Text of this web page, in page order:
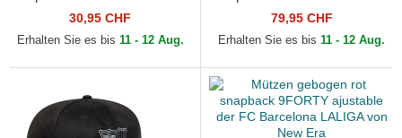
ajustable der FC Barcelona
LALIGA von New Era
30,95 CHF
Erhalten Sie es bis 11 - 12 Aug.
Barcelona LALIGA von New
Era
79,95 CHF
Erhalten Sie es bis 11 - 12 Aug.